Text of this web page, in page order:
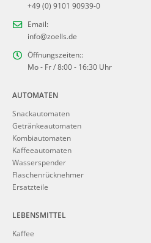
+49 (0) 9101 90939-0
Email:
info@zoells.de
Öffnungszeiten::
Mo - Fr / 8:00 - 16:30 Uhr
AUTOMATEN
Snackautomaten
Getränkeautomaten
Kombiautomaten
Kaffeeautomaten
Wasserspender
Flaschenrücknehmer
Ersatzteile
LEBENSMITTEL
Kaffee